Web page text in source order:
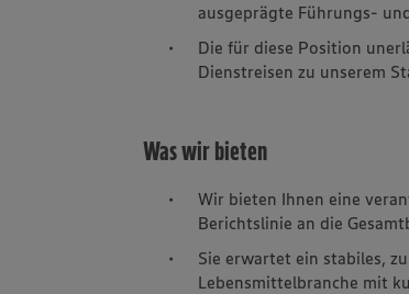
ausgeprägte Führungs-
Die für diese Position
Dienstreisen zu unserem
Was wir bieten
Wir bieten Ihnen eine
Berichtslinie an die
Sie erwartet ein stabiles,
Lebensmittelbranche mit